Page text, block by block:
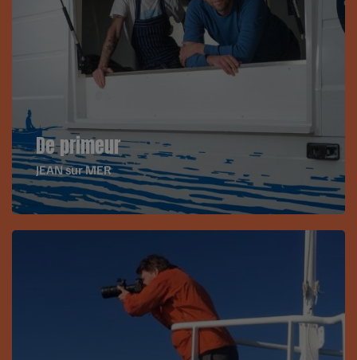
De primeur
JEAN sur MER